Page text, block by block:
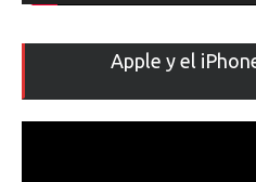
Apple y el